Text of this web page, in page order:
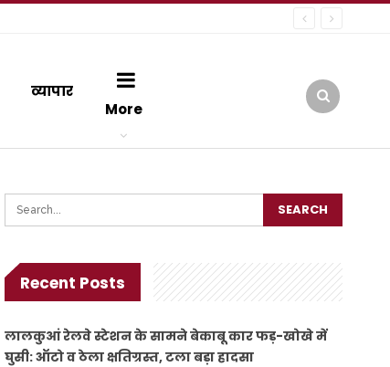
व्यापार
More
Recent Posts
लालकुआं रेलवे स्टेशन के सामने बेकाबू कार फड़-खोखे में
घुसी: ऑटो व ठेला क्षतिग्रस्त, टला बड़ा हादसा